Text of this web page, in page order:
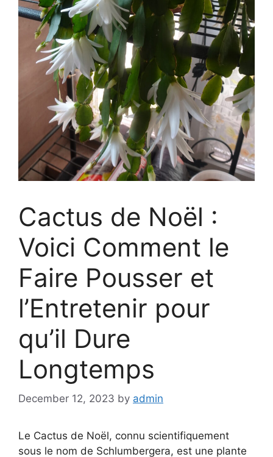
Cactus de Noël :
Voici Comment le
Faire Pousser et
l’Entretenir pour
qu’il Dure
Longtemps
December 12, 2023 by admin
Le Cactus de Noël, connu scientifiquement
sous le nom de Schlumbergera, est une plante